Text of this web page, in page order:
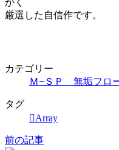
厳選した自信作です。
カテゴリー
Ｍ−ＳＰ 無垢フロ
タグ
Array
前の記事